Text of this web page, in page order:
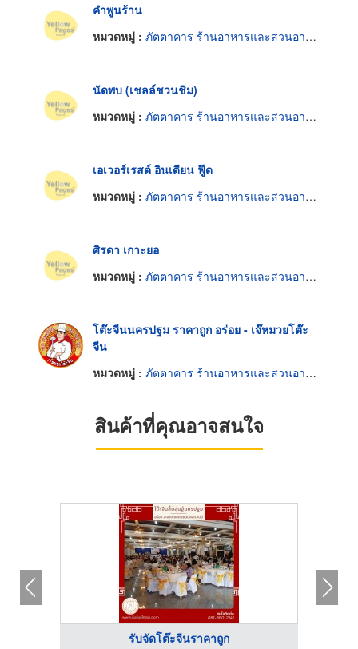
คำพูนร้าน
หมวดหมู่ : ภัตตาคาร ร้านอาหารและสวนอาหาร
นัดพบ (เชลล์ชวนชิม)
หมวดหมู่ : ภัตตาคาร ร้านอาหารและสวนอาหาร
เอเวอร์เรสต์ อินเดียน ฟู๊ด
หมวดหมู่ : ภัตตาคาร ร้านอาหารและสวนอาหาร
ศิรดา เกาะยอ
หมวดหมู่ : ภัตตาคาร ร้านอาหารและสวนอาหาร
โต๊ะจีนนครปฐม ราคาถูก อร่อย - เจ๊หมวยโต๊ะ
จีน
หมวดหมู่ : ภัตตาคาร ร้านอาหารและสวนอาหาร
สินค้าที่คุณอาจสนใจ
รับจัดโต๊ะจีนราคาถูก